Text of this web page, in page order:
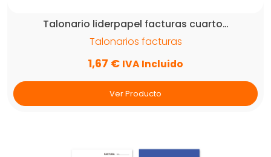
Talonario liderpapel facturas cuarto…
Talonarios facturas
1,67 € IVA Incluido
Ver Producto